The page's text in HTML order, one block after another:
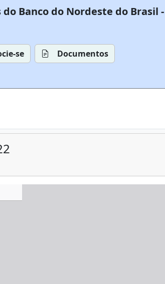
Banco do Nordeste do Brasil -
se
Documentos